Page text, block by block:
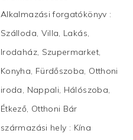
Alkalmazási forgatókönyv :
Szálloda, Villa, Lakás,
Irodaház, Szupermarket,
Konyha, Fürdőszoba, Otthoni
iroda, Nappali, Hálószoba,
Étkező, Otthoni Bár
származási hely : Kína